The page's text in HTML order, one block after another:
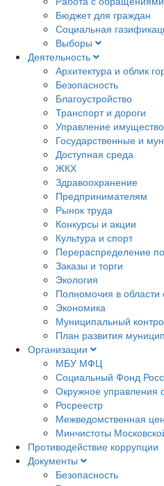
Бюджет для граждан
Социальная
Выборы
Деятельность
Архитектура и облик
Безопасность
Благоустройство
Транспорт и дороги
Управление
Государственные и
Доступная среда
ЖКХ
Здравоохранение
Предпринимателям
Рынок труда
Конкурсы и акции
Культура и спорт
Перераспределение
Заказы и торги
Экология
Полномочия в
Экономика
Муниципальный
План развития
Организации
МБУ МФЦ
Социальный Фонд
Окружное управления
Росреестр
Межведомственная
Минчистоты
Противодействие коррупции
Документы
Безопасность